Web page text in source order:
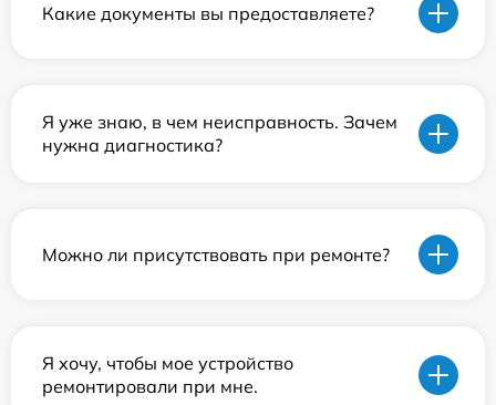
Какие документы вы предоставляете?
Я уже знаю, в чем неисправность. Зачем
нужна диагностика?
Можно ли присутствовать при ремонте?
Я хочу, чтобы мое устройство
ремонтировали при мне.